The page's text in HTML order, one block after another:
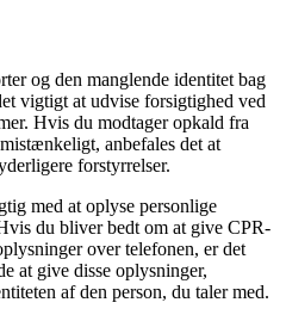
og den manglende identitet bag
vigtigt at udvise forsigtighed ved
Hvis du modtager opkald fra
anbefales det at
forstyrrelser.
med at oplyse personlige
du bliver bedt om at give CPR-
over telefonen, er det
at give disse oplysninger,
af ​​den person, du taler med.